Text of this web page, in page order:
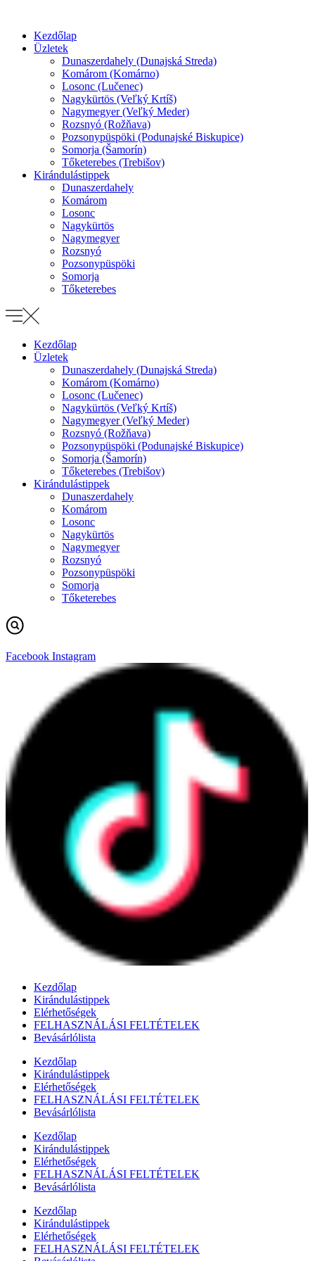
obsah
Kezdőlap
Üzletek
Dunaszerdahely (Dunajská Streda)
Komárom (Komárno)
Losonc (Lučenec)
Nagykürtös (Veľký Krtíš)
Nagymegyer (Veľký Meder)
Rozsnyó (Rožňava)
Pozsonypüspöki (Podunajské Biskupice)
Somorja (Šamorín)
Tőketerebes (Trebišov)
Kirándulástippek
Dunaszerdahely
Komárom
Losonc
Nagykürtös
Nagymegyer
Rozsnyó
Pozsonypüspöki
Somorja
Tőketerebes
Kezdőlap
Üzletek
Dunaszerdahely (Dunajská Streda)
Komárom (Komárno)
Losonc (Lučenec)
Nagykürtös (Veľký Krtíš)
Nagymegyer (Veľký Meder)
Rozsnyó (Rožňava)
Pozsonypüspöki (Podunajské Biskupice)
Somorja (Šamorín)
Tőketerebes (Trebišov)
Kirándulástippek
Dunaszerdahely
Komárom
Losonc
Nagykürtös
Nagymegyer
Rozsnyó
Pozsonypüspöki
Somorja
Tőketerebes
Facebook Instagram
Kezdőlap
Kirándulástippek
Elérhetőségek
FELHASZNÁLÁSI FELTÉTELEK
Bevásárlólista
Kezdőlap
Kirándulástippek
Elérhetőségek
FELHASZNÁLÁSI FELTÉTELEK
Bevásárlólista
Kezdőlap
Kirándulástippek
Elérhetőségek
FELHASZNÁLÁSI FELTÉTELEK
Bevásárlólista
Kezdőlap
Kirándulástippek
Elérhetőségek
FELHASZNÁLÁSI FELTÉTELEK